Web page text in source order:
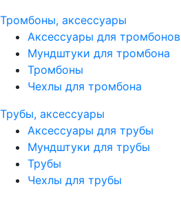
Тромбоны, аксессуары
Аксессуары для тромбонов
Мундштуки для тромбона
Тромбоны
Чехлы для тромбона
Трубы, аксессуары
Аксессуары для трубы
Мундштуки для трубы
Трубы
Чехлы для трубы